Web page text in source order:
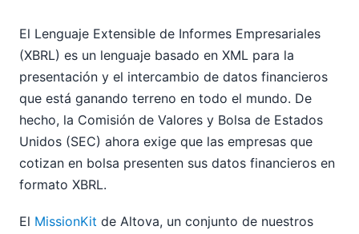
El Lenguaje Extensible de Informes Empresariales
(XBRL) es un lenguaje basado en XML para la
presentación y el intercambio de datos financieros
que está ganando terreno en todo el mundo. De
hecho, la Comisión de Valores y Bolsa de Estados
Unidos (SEC) ahora exige que las empresas que
cotizan en bolsa presenten sus datos financieros en
formato XBRL.
El MissionKit de Altova, un conjunto de nuestros